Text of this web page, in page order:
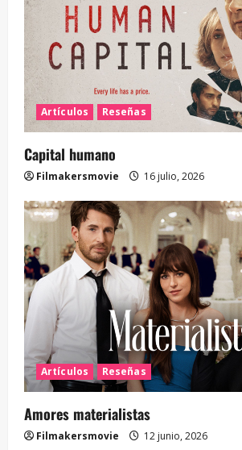
Artículos Reseñas
Capital humano
Filmakersmovie 16 julio, 2026
Artículos Reseñas
Amores materialistas
Filmakersmovie 12 junio, 2026